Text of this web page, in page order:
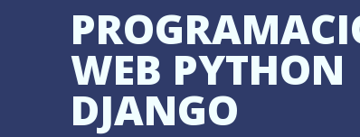
WEB PYTHON
DJANGO